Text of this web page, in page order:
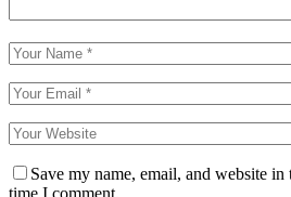
Save my name, email, and website
time I comment.